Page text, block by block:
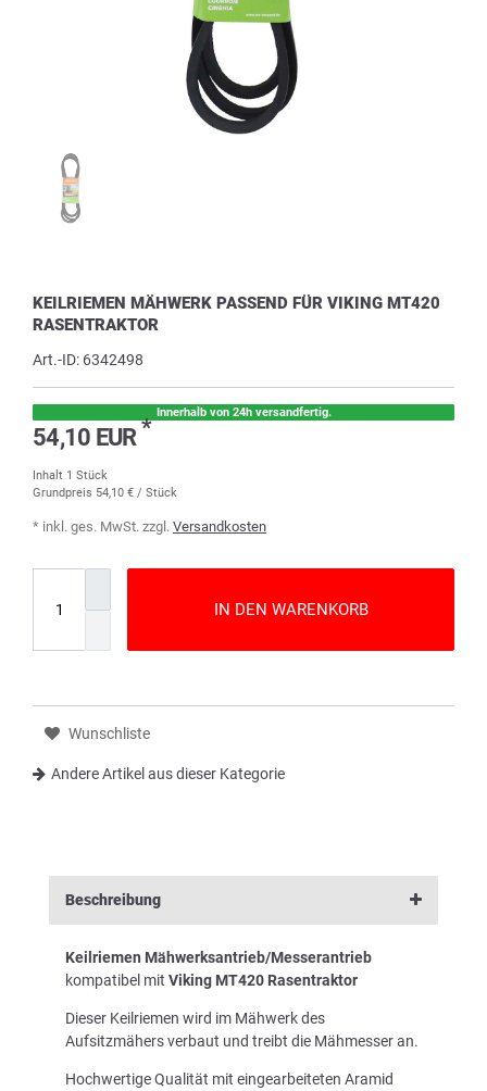
KEILRIEMEN MÄHWERK PASSEND FÜR VIKING MT420
RASENTRAKTOR
Art.-ID: 6342498
Innerhalb von 24h versandfertig.
54,10 EUR*
Inhalt 1 Stück
Grundpreis 54,10 € / Stück
* inkl. ges. MwSt. zzgl. Versandkosten
IN DEN WARENKORB
Wunschliste
Andere Artikel aus dieser Kategorie
Beschreibung
Keilriemen Mähwerksantrieb/Messerantrieb
kompatibel mit Viking MT420 Rasentraktor
Dieser Keilriemen wird im Mähwerk des
Aufsitzmähers verbaut und treibt die Mähmesser an.
Hochwertige Qualität mit eingearbeiteten Aramid